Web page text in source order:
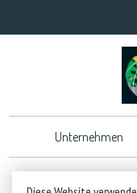
Unternehmen